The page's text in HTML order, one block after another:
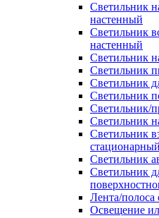
Светильник
настенный
Светильник
настенный
Светильник
Светильник
Светильник
Светильник
Светильник/
Светильник
Светильник
стационарный
Светильник
Светильник
Лента/полоса
Освещение